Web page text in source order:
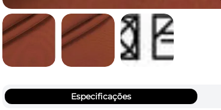
Especificações